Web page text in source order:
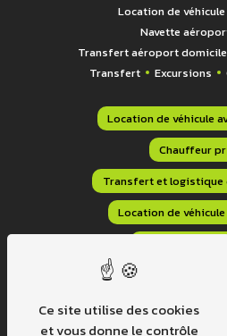
Location de véhicule
Navette
Transfert aéroport domicile
Transfert
Excursions
Location de véhicule
Chauffeur
Transfert et logistique
Location de véhicule
Navette
Transfert aéroport domicile
Transport navette
Ce site utilise des cookies
et vous donne le contrôle